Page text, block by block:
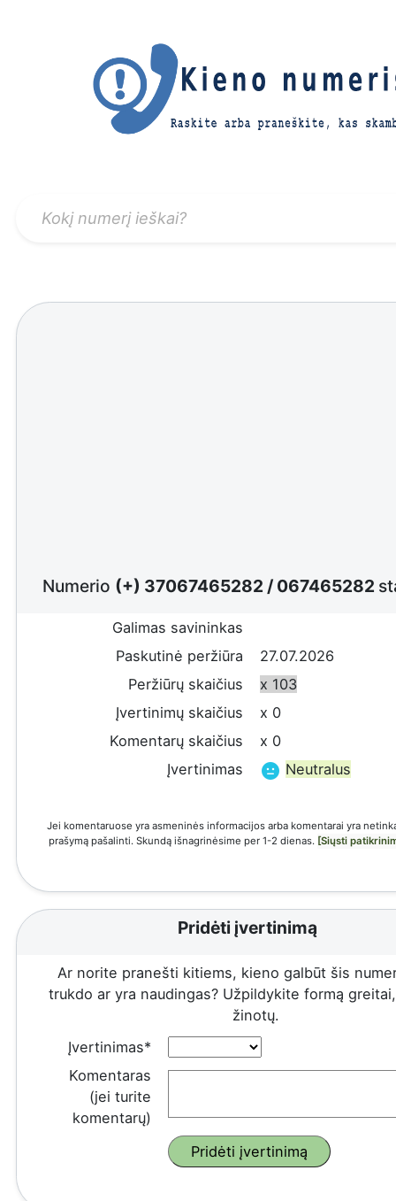
Numerio (+) 37067465282 /067465282
Galimas savininkas
Paskutinė peržiūra
27.07.2026
Peržiūrų skaičius
x 103
Įvertinimų skaičius
x 0
Komentarų skaičius
x 0
Įvertinimas
Neutralus
Jei komentaruose yra asmeninės informacijos arba komentarai yra
prašymą pašalinti. Skundą išnagrinėsime per 1-2 dienas. [Siųsti
Pridėti įvertinimą
Ar norite pranešti kitiems, kieno galbūt šis
trukdo ar yra naudingas? Užpildykite formą
žinotų.
Įvertinimas*
Komentaras
(jei turite
komentarų)